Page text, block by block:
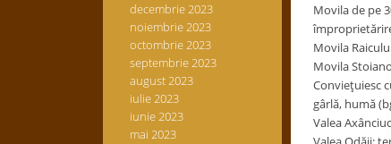
decembrie 2023
noiembrie 2023
octombrie 2023
septembrie 2023
august 2023
iulie 2023
iunie 2023
mai 2023
Movila de pe
Movila
Movila
Convieţuiesc
gârlă, humă
Valea